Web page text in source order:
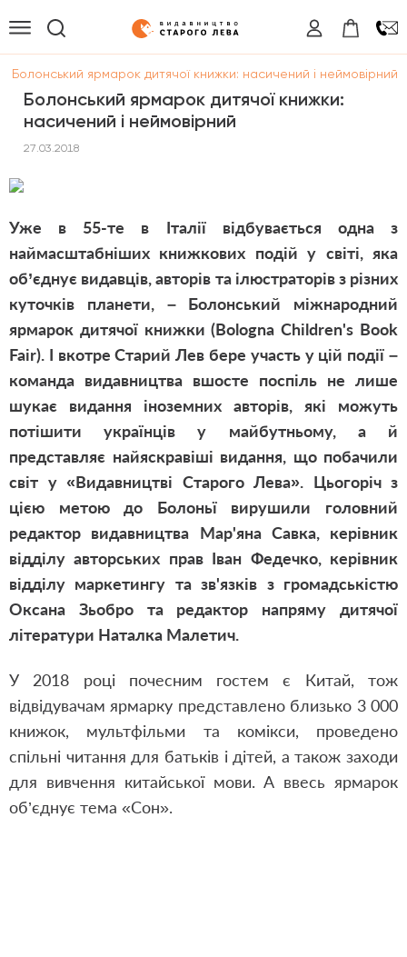
Болонський ярмарок дитячої книжки: насичений і неймовірний
Болонський ярмарок дитячої книжки:
насичений і неймовірний
27.03.2018
Уже в 55-те в Італії відбувається одна з
наймасштабніших книжкових подій у світі, яка
об’єднує видавців, авторів та ілюстраторів з різних
куточків планети, – Болонський міжнародний
ярмарок дитячої книжки (Bologna Children's Book
Fair). І вкотре Старий Лев бере участь у цій події –
команда видавництва вшосте поспіль не лише
шукає видання іноземних авторів, які можуть
потішити українців у майбутньому, а й
представляє найяскравіші видання, що побачили
світ у «Видавництві Старого Лева». Цьогоріч з
цією метою до Болоньї вирушили головний
редактор видавництва Мар'яна Савка, керівник
відділу авторських прав Іван Федечко, керівник
відділу маркетингу та зв'язків з громадськістю
Оксана Зьобро та редактор напряму дитячої
літератури Наталка Малетич.
У 2018 році почесним гостем є Китай, тож
відвідувачам ярмарку представлено близько 3 000
книжок, мультфільми та комікси, проведено
спільні читання для батьків і дітей, а також заходи
для вивчення китайської мови. А ввесь ярмарок
об’єднує тема «Сон».